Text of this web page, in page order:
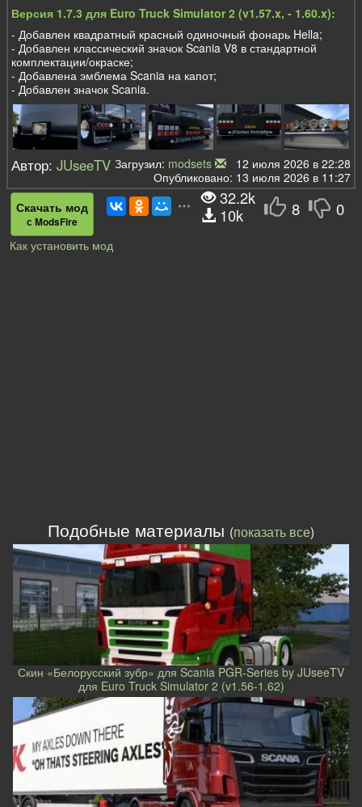
Версия 1.7.3 для Euro Truck Simulator 2 (v1.57.x, - 1.60.x):
- Добавлен ​​квадратный красный одиночный фонарь Hella;
- Добавлен классический значок Scania V8 в стандартной
комплектации/окраске;
- Добавлена ​​эмблема Scania на капот;
- Добавлен значок Scania.
Автор:JUseeTV Загрузил: modsets
12 июля 2026 в 22:28
Опубликовано: 13 июля 2026 в 11:27
8 0
Скачать мод
с ModsFire
32.2k
10k
Как установить мод
Подобные материалы (показать все)
Скин «Белорусский зубр» для Scania PGR-Series by JUseeTV
для Euro Truck Simulator 2 (v1.56-1.62)